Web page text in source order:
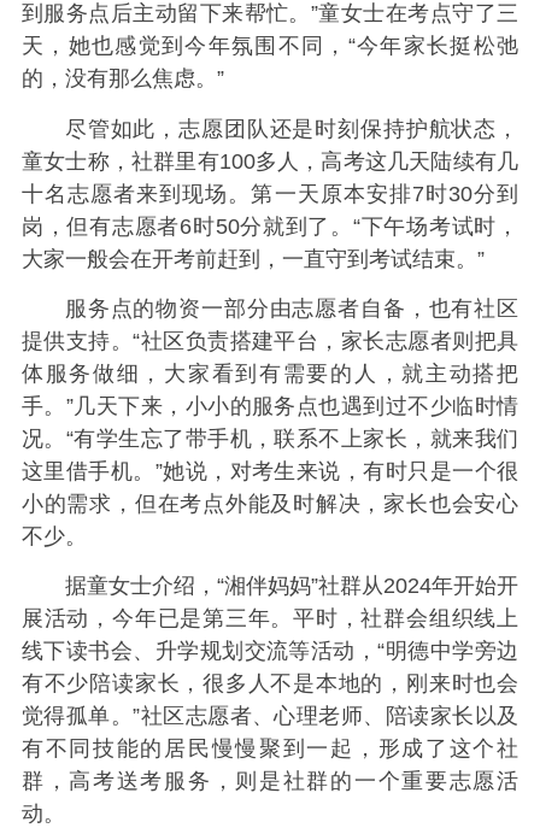
到服务点后主动留下来帮忙。”童女士在考点守了三
天，她也感觉到今年氛围不同，“今年家长挺松弛
的，没有那么焦虑。”
尽管如此，志愿团队还是时刻保持护航状态，
童女士称，社群里有100多人，高考这几天陆续有几
十名志愿者来到现场。第一天原本安排7时30分到
岗，但有志愿者6时50分就到了。“下午场考试时，
大家一般会在开考前赶到，一直守到考试结束。”
服务点的物资一部分由志愿者自备，也有社区
提供支持。“社区负责搭建平台，家长志愿者则把具
体服务做细，大家看到有需要的人，就主动搭把
手。”几天下来，小小的服务点也遇到过不少临时情
况。“有学生忘了带手机，联系不上家长，就来我们
这里借手机。”她说，对考生来说，有时只是一个很
小的需求，但在考点外能及时解决，家长也会安心
不少。
据童女士介绍，“湘伴妈妈”社群从2024年开始开
展活动，今年已是第三年。平时，社群会组织线上
线下读书会、升学规划交流等活动，“明德中学旁边
有不少陪读家长，很多人不是本地的，刚来时也会
觉得孤单。”社区志愿者、心理老师、陪读家长以及
有不同技能的居民慢慢聚到一起，形成了这个社
群，高考送考服务，则是社群的一个重要志愿活
动。